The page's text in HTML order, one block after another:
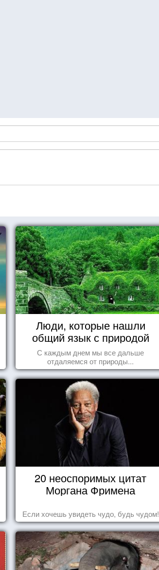
Люди, которые нашли
общий язык с природой
С каждым днем мы все дальше
отдаляемся от природы...
20 неоспоримых цитат
Моргана Фримена
Если хочешь увидеть чудо, будь чудом!